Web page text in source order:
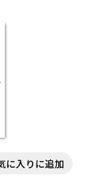
に入りに追加